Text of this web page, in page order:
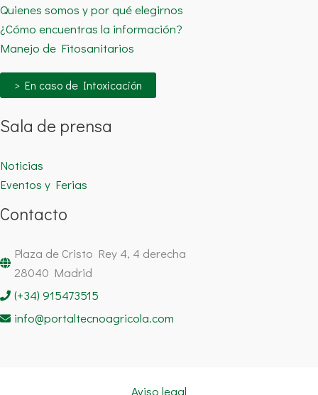
Quienes somos y por qué elegirnos
¿Cómo encuentras la información?
Manejo de Fitosanitarios
> En caso de Intoxicación
Sala de prensa
Noticias
Eventos y Ferias
Contacto
Plaza de Cristo Rey 4, 4 derecha
28040 Madrid
(+34) 915473515
info@portaltecnoagricola.com
Aviso legal